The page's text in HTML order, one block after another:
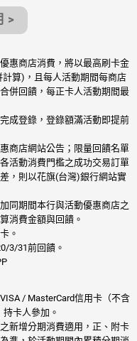
>
惠商店消費，將以最高刷卡金
算)，且每人活動期間每商店
併回饋，每正卡人活動期間最
成登錄，登錄額滿活動即提前
商店網站公告；限量回饋名單
活動消費門檻之成功交易訂單
，則以花旗(台灣)銀行網站實
同期間本行與活動優惠商店之
消費金額與回饋。
。
3/31前回饋。
/ MasterCard信用卡（不含
卡人參加。
新增分期消費適用，正、附卡